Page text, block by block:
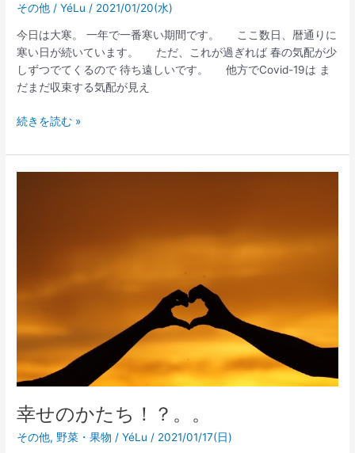
その他 /YéLu / 2021/01/20(水)
今日は大寒。 一年で一番寒い期間です。 ここ数日、暦通りに
寒い日が続いています。 ただ、これが過ぎれば 春の気配が少
しずつでてくるので 待ち遠しいです。 他方でCovid-19は ま
だまだ収束する気配が見え
続きを読む »
幸せのかたち！？。。
その他, 野菜・果物 /YéLu / 2021/01/17(日)